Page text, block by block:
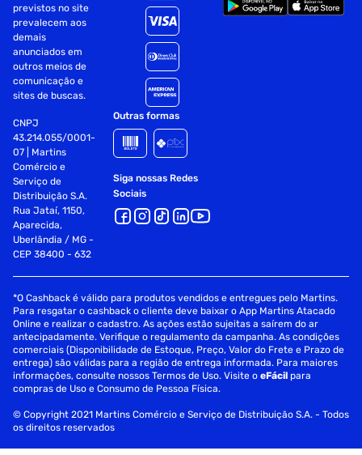
previstos no site
prevalecem aos
demais
anunciados em
outros meios de
comunicação e
sites de buscas.
CNPJ
43.214.055/0001-
07 | Martins
Comércio e
Serviço de
Distribuição S.A.
Rua Jataí, 1150,
Aparecida,
Uberlândia / MG -
CEP 38400 - 632
Outras formas
Siga nossas Redes
Sociais
*O Cashback é válido para produtos vendidos e entregues pelo Martins.
Para resgatar o cashback o cliente deve baixar o App Martins Atacado
Online e realizar o cadastro. As ações estão sujeitas a saírem do ar
antecipadamente. Verifique o regulamento da campanha. As condições
comerciais (Disponibilidade de Estoque, Preço, Valor do Frete e Prazo de
entrega) são válidas para a região de entrega informada. Para maiores
informações, consulte nossos Termos de Uso. Visite oeFácil para
compras de Uso e Consumo de Pessoa Física.
© Copyright 2021 Martins Comércio e Serviço de Distribuição S.A. - Todos
os direitos reservados